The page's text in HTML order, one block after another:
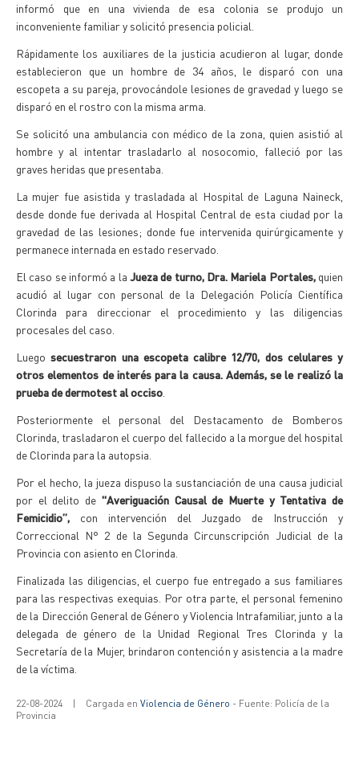
informó que en una vivienda de esa colonia se produjo un
inconveniente familiar y solicitó presencia policial.
Rápidamente los auxiliares de la justicia acudieron al lugar, donde
establecieron que un hombre de 34 años, le disparó con una
escopeta a su pareja, provocándole lesiones de gravedad y luego se
disparó en el rostro con la misma arma.
Se solicitó una ambulancia con médico de la zona, quien asistió al
hombre y al intentar trasladarlo al nosocomio, falleció por las
graves heridas que presentaba.
La mujer fue asistida y trasladada al Hospital de Laguna Naineck,
desde donde fue derivada al Hospital Central de esta ciudad por la
gravedad de las lesiones; donde fue intervenida quirúrgicamente y
permanece internada en estado reservado.
El caso se informó a la Jueza de turno, Dra. Mariela Portales,quien
acudió al lugar con personal de la Delegación Policía Científica
Clorinda para direccionar el procedimiento y las diligencias
procesales del caso.
Luegosecuestraron una escopeta calibre 12/70, dos celulares y
otros elementos de interés para la causa. Además, se le realizó la
prueba de dermotest al occiso
Posteriormente el personal del Destacamento de Bomberos
Clorinda, trasladaron el cuerpo del fallecido a la morgue del hospital
de Clorinda para la autopsia.
Por el hecho, la jueza dispuso la sustanciación de una causa judicial
por el delito de "Averiguación Causal de Muerte y Tentativa de
Femicidio”, con intervención del Juzgado de Instrucción y
Correccional N° 2 de la Segunda Circunscripción Judicial de la
Provincia con asiento en Clorinda.
Finalizada las diligencias, el cuerpo fue entregado a sus familiares
para las respectivas exequias. Por otra parte, el personal femenino
de la Dirección General de Género y Violencia Intrafamiliar, junto a la
delegada de género de la Unidad Regional Tres Clorinda y la
Secretaría de la Mujer, brindaron contención y asistencia a la madre
de la víctima.
22-08-2024 | Cargada en Violencia de Género - Fuente: Policía de la
Provincia